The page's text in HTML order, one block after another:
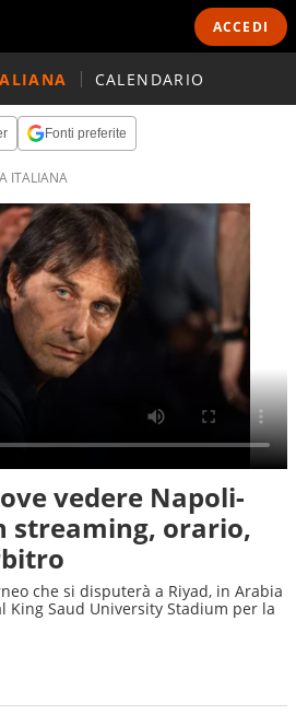
ACCEDI
CALENDARIO
Fonti preferite
ITALIANA
vedere Napoli-
streaming, orario,
che si disputerà a Riyad, in Arabia
King Saud University Stadium per la